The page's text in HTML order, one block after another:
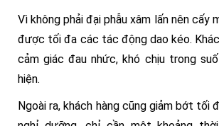
Vì không phải đại phẫu xâm lấn nên cấy
được tối đa các tác động dao kéo.
cảm giác đau nhức, khó chịu trong
hiện.
Ngoài ra, khách hàng cũng giảm bớt tối